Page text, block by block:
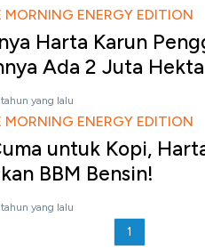
MORNING ENERGY EDITION
Harta Karun
Ada 2 Juta
tahun yang lalu
MORNING ENERGY EDITION
untuk Kopi,
BBM Bensin!
tahun yang lalu
1